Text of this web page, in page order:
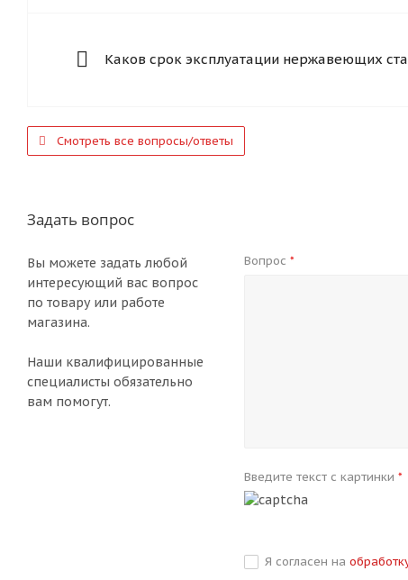
Каков срок эксплуатации нержавеющих
Смотреть все вопросы/ответы
Задать вопрос
Вы можете задать любой
интересующий вас вопрос
по товару или работе
магазина.
Наши квалифицированные
специалисты обязательно
вам помогут.
Вопрос*
Введите текст с картинки*
Я согласен на